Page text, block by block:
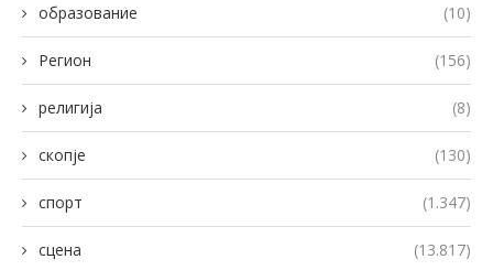
образование (10)
Регион (156)
религија (8)
скопје (130)
спорт (1.347)
сцена (13.817)